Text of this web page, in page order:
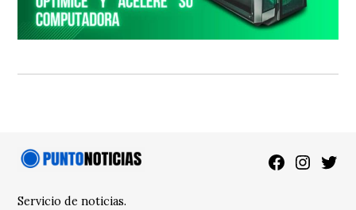
Facebook
Servicio de noticias.